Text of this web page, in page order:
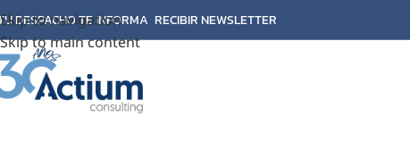
Skip to navigation
Skip to main content
DESPACHO TE INFORMA RECIBIR NEWSLETTER